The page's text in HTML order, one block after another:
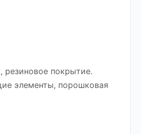
резиновое покрытие.
элементы, порошковая